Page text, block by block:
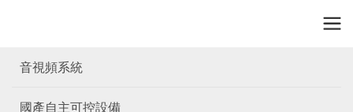
音視頻系統
國產自主可控設備